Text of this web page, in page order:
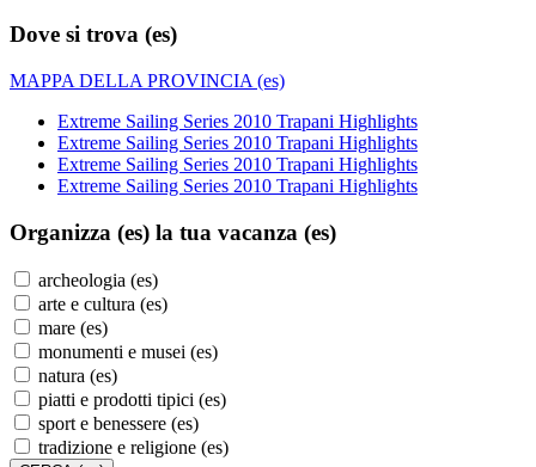
Dove si trova (es)
MAPPA DELLA PROVINCIA (es)
Extreme Sailing Series 2010 Trapani Highlights
Extreme Sailing Series 2010 Trapani Highlights
Extreme Sailing Series 2010 Trapani Highlights
Extreme Sailing Series 2010 Trapani Highlights
Organizza (es) la tua vacanza (es)
archeologia (es)
arte e cultura (es)
mare (es)
monumenti e musei (es)
natura (es)
piatti e prodotti tipici (es)
sport e benessere (es)
tradizione e religione (es)